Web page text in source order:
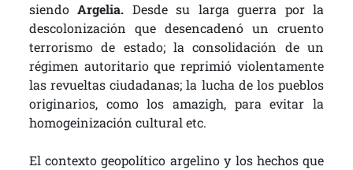
siendoArgelia. Desde su larga guerra por la
descolonización que desencadenó un cruento
terrorismo de estado; la consolidación de un
régimen autoritario que reprimió violentamente
las revueltas ciudadanas; la lucha de los pueblos
originarios, como los amazigh, para evitar la
homogeinización cultural etc.
El contexto geopolítico argelino y los hechos que